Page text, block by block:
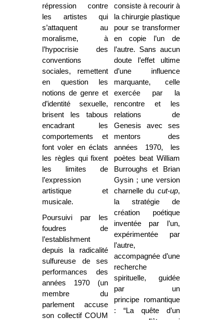
répression contre
les artistes qui
s’attaquent au
moralisme, à
l’hypocrisie des
conventions
sociales, remettent
en question les
notions de genre et
d’identité sexuelle,
brisent les tabous
encadrant les
comportements et
font voler en éclats
les règles qui fixent
les limites de
l’expression
artistique et
musicale.
Poursuivi par les
foudres de
l’establishment
depuis la radicalité
sulfureuse de ses
performances des
années 1970 (un
membre du
parlement accuse
son collectif COUM
consiste à recourir à
la chirurgie plastique
pour se transformer
en copie l’un de
l’autre. Sans aucun
doute l’effet ultime
d’une influence
marquante, celle
exercée par la
rencontre et les
relations de
Genesis avec ses
mentors des
années 1970, les
poètes beat William
Burroughs et Brian
Gysin ; une version
charnelle du cut-up,
la stratégie de
création poétique
inventée par l’un,
expérimentée par
l’autre,
accompagnée d’une
recherche
spirituelle, guidée
par un
principe romantique
: “La quête d’un